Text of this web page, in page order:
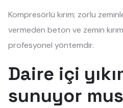
Kompresörlü kırım; zorlu
vermeden beton ve zemin
profesyonel yöntemdir.
Daire içi
sunuyor